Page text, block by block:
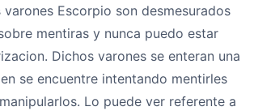
varones Escorpio son desmesurados
mentiras y nunca puedo estar
Dichos varones se enteran una
se encuentre intentando mentirles
Lo puede ver referente a